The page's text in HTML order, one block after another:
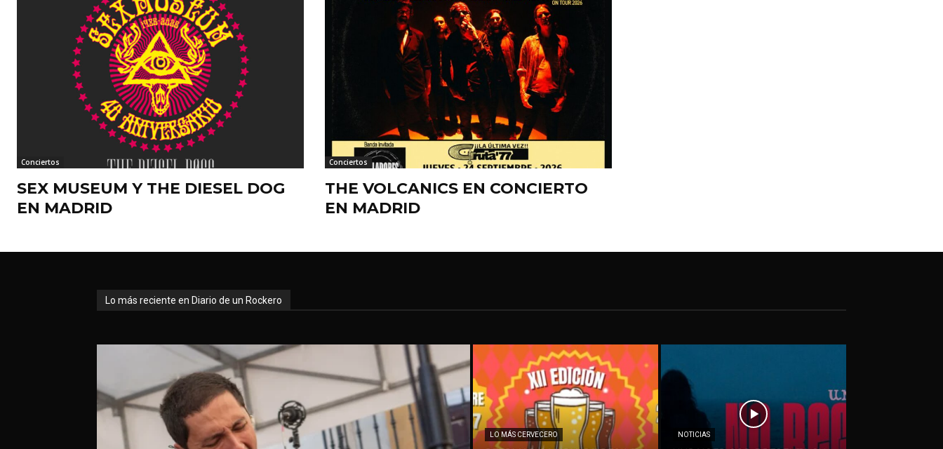
Conciertos
SEX MUSEUM Y THE DIESEL DOG
EN MADRID
Conciertos
THE VOLCANICS EN CONCIERTO
EN MADRID
Lo más reciente en Diario de un Rockero
LO MÁS CERVECERO NOTICIAS